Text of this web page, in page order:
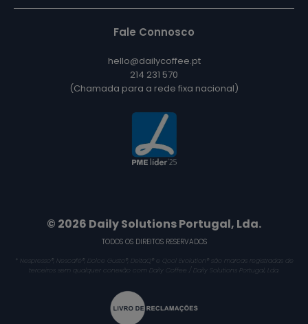
Fale Connosco
hello@dailycoffee.pt
214 231 570
(Chamada para a rede fixa nacional)
© 2026 Daily Solutions Portugal, Lda.
TODOS OS DIREITOS RESERVADOS
* Nespresso®, Nescafé®, Dolce Gusto®, DeltaQ® e Qool Evolution® são marcas registradas de
terceiros sem qualquer conexão com Daily Coffee / Daily Solutions Portugal, Lda.